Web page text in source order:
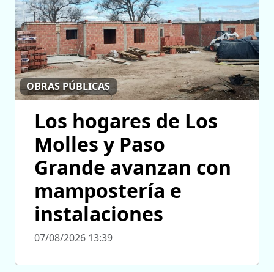
OBRAS PÚBLICAS
Los hogares de Los
Molles y Paso
Grande avanzan con
mampostería e
instalaciones
07/08/2026 13:39